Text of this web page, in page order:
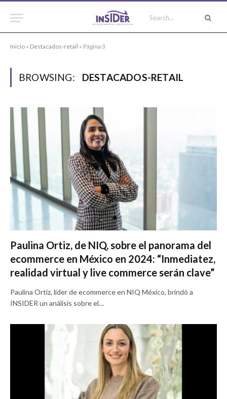
Inicio » Destacados-retail » Página 3
BROWSING: DESTACADOS-RETAIL
Paulina Ortiz, de NIQ, sobre el panorama del
ecommerce en México en 2024: “Inmediatez,
realidad virtual y live commerce serán clave”
Paulina Ortiz, líder de ecommerce en NIQ México, brindó a
INSIDER un análisis sobre el…